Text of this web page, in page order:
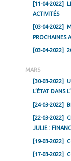
[11-04-2022]
ACTIVITÉS
[03-04-2022]
PROCHAINES
[03-04-2022]
MARS
[30-03-2022]
L’ÉTAT DANS
[24-03-2022]
[22-03-2022]
JULIE :
[19-03-2022]
[17-03-2022]